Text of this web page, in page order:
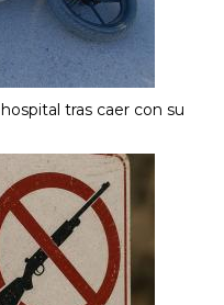
tras caer con su